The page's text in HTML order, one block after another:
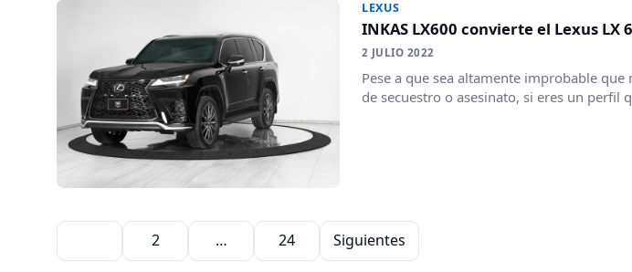
LEXUS
INKAS LX600 convierte el Lexus LX
2 JULIO 2022
Pese a que sea altamente improbable
de secuestro o asesinato, si eres un perfil
Paginación de entradas
2 … 24 Siguientes